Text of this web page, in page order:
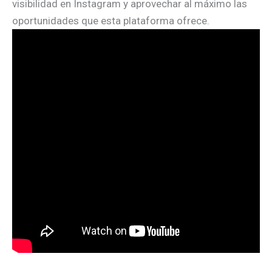
visibilidad en Instagram y aprovechar al máximo las
oportunidades que esta plataforma ofrece.